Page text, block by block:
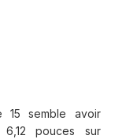
15 semble avoir
6,12 pouces sur